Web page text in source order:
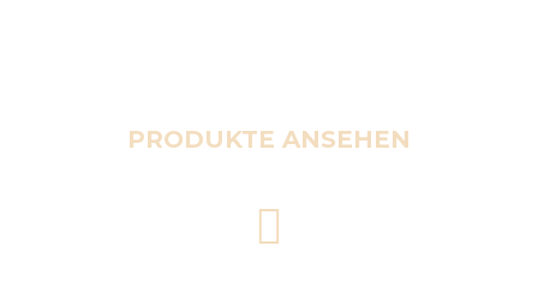
PRODUKTE ANSEHEN